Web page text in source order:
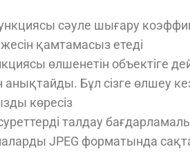
сәуле шығару
қамтамасыз етеді
өлшенетін объектіге
анықтайды. Бұл сізге өлшеу
көресіз
талдау
JPEG форматында